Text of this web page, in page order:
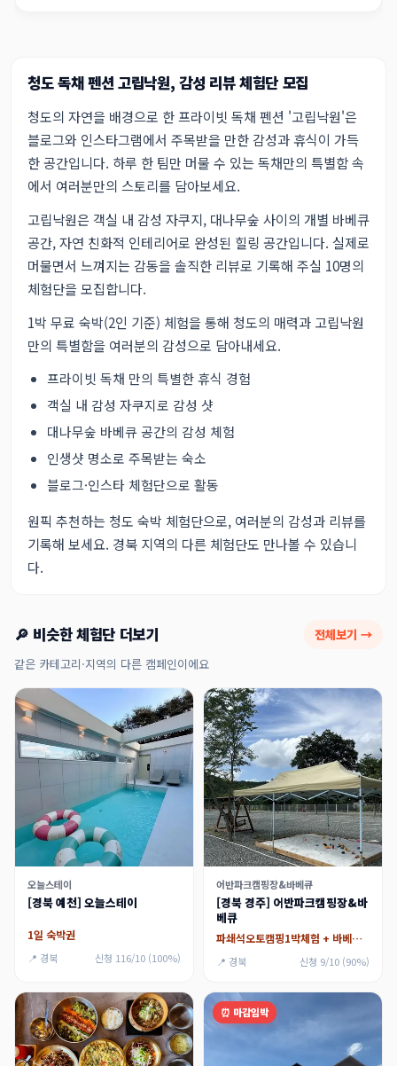
청도 독채 펜션 고립낙원, 감성 리뷰 체험단 모집
청도의 자연을 배경으로 한 프라이빗 독채 펜션 '고립낙원'은
블로그와 인스타그램에서 주목받을 만한 감성과 휴식이 가득
한 공간입니다. 하루 한 팀만 머물 수 있는 독채만의 특별함 속
에서 여러분만의 스토리를 담아보세요.
고립낙원은 객실 내 감성 자쿠지, 대나무숲 사이의 개별 바베큐
공간, 자연 친화적 인테리어로 완성된 힐링 공간입니다. 실제로
머물면서 느껴지는 감동을 솔직한 리뷰로 기록해 주실 10명의
체험단을 모집합니다.
1박 무료 숙박(2인 기준) 체험을 통해 청도의 매력과 고립낙원
만의 특별함을 여러분의 감성으로 담아내세요.
프라이빗 독채 만의 특별한 휴식 경험
객실 내 감성 자쿠지로 감성 샷
대나무숲 바베큐 공간의 감성 체험
인생샷 명소로 주목받는 숙소
블로그·인스타 체험단으로 활동
원픽 추천하는 청도 숙박 체험단으로, 여러분의 감성과 리뷰를
기록해 보세요. 경북 지역의 다른 체험단도 만나볼 수 있습니
다.
🔎 비슷한 체험단 더보기 전체보기 →
같은 카테고리·지역의 다른 캠페인이에요
오늘스테이
[경북 예천] 오늘스테이
1일 숙박권
📍 경북 신청 116/10 (100%)
어반파크캠핑장&바베큐
[경북 경주] 어반파크캠핑장&바
베큐
파쇄석오토캠핑1박체험 + 바베큐텐트이용권(고기 제공X)
📍 경북 신청 9/10 (90%)
⏰ 마감임박